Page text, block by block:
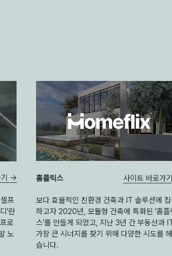
기 →
프
'란
로
노
​홈플릭스 사이트 바로가
보다 효율적인 친환경 건축과 IT 솔루션에
하고자 2020년, 모듈형 건축에 특화된 '홈플
스'를 만들게 되었고, 지난 3년 간 부동산과
가장 큰 시너지를 찾기 위해 다양한 시도를
습니다.